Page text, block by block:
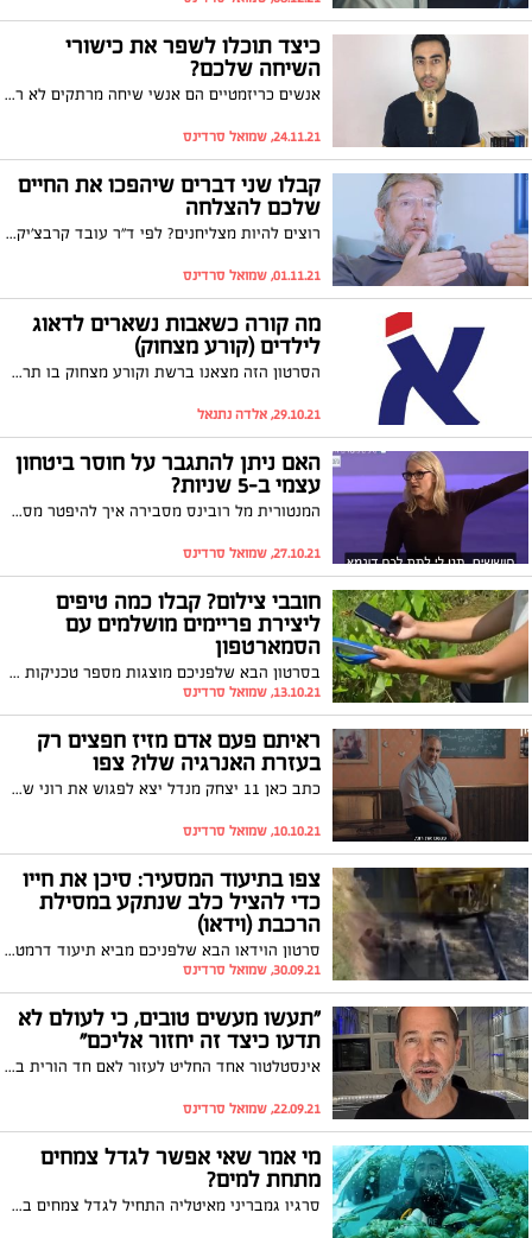
כיצד תוכלו לשפר את כישורי
השיחה שלכם?
אנשים כריזמטיים הם אנשי שיחה מרתקים לא רק בגלל שהם יודעים איך לדבר, אלא גם בגלל שהם יודעים איך להקשיב. בסרטון שלפניכם יועץ התקשורת משה כהן מלמד 2 שיטות להקשבה שיגרמו לאנשים להתחבר אליכם, להרגיש שאתם באמת מקשיבים להם ולהיפתח בפניכם. צפו
24.11.21, שמואל סרדינס
קבלו שני דברים שיהפכו את החיים
שלכם להצלחה
רוצים להיות מצליחנים? לפי ד"ר עובד קרבצ'יק קודם כל עליכם להבין במה אתם טובים. אחר כך תצטרכו לצרף לעצמכם את האנשים הנכונים שטובים במה שאתם פחות טובים בו כדי להגיע למטרה שהצבתם לעצמכם. צפו במסר החשוב
01.11.21, שמואל סרדינס
מה קורה כשאבות נשארים לדאוג
לילדים (קורע מצחוק)
הסרטון הזה מצאנו ברשת וקורע מצחוק בו תראן איך אבות ששומרים על ילדיהם מוצאים שיטות מתוחכמות ומגינבות לזמן איכות עם הילדים.
29.10.21, אלדה נתנאל
האם ניתן להתגבר על חוסר ביטחון
עצמי ב-5 שניות?
המנטורית מל רובינס מסבירה איך להיפטר מספקנות וחוסר ביטחון עצמי עם מיומנות שניתן לרכוש אפילו תוך 5 שניות - צפו
27.10.21, שמואל סרדינס
חובבי צילום? קבלו כמה טיפים
ליצירת פריימים מושלמים עם
הסמארטפון
בסרטון הבא שלפניכם מוצגות מספר טכניקות צילום ליצירת פריימים מושלמים באמצעות הסמארטפון בלבד. בין אם אתם חובבי צילום ובין אם לא, זה בטוח יפתח לכם את הראש - צפו
13.10.21, שמואל סרדינס
ראיתם פעם אדם מזיז חפצים רק
בעזרת האנרגיה שלו? צפו
כתב כאן 11 יצחק מנדל יצא לפגוש את רוני שמצליח להזיז חפצים בלי לגעת בהם - רק באמצעות איזון אנרגטי שהוא יוצר בין שתי הידיים שלו. בנוסף אליו מנדל פוגש גם בתמי שיכולה לראות את שרשרת הדורות ומסייעת לאנשים בעיות של זיווג ומינוס בבנק בעזרת יעוץ והכוונה רוחנית. צפו
10.10.21, שמואל סרדינס
צפו בתיעוד המסעיר: סיכן את חייו
כדי להציל כלב שנתקע במסילת
הרכבת (וידאו)
סרטון הוידאו הבא שלפניכם מביא תיעוד דרמטי של אדם המסכן את חייו כדי להציל כלב שהסתבך עם הרצועה במסילת הרכבת, רגע לפני שזו חולפת במקום. צפו ברגע המסעיר
30.09.21, שמואל סרדינס
"תעשו מעשים טובים, כי לעולם לא
תדעו כיצד זה יחזור אליכם"
אינסטלטור אחד החליט לעזור לאם חד הורית במצוקה ולתקן את בעיות האינטלציה החמורות שהיו בביתה, רק שהוא לא ידע ש-25 אחרי, הטובה תחזור אליו באחד הרגעים המשמעותיים בחייו. צפו במוסר ההשכל החשוב והמרגש
22.09.21, שמואל סרדינס
מי אמר שאי אפשר לגדל צמחים
מתחת למים?
סרגיו גמבריני מאיטליה התחיל לגדל צמחים בחווה תת ימיתכבדיחה, אבל מהר מאוד הוא גילה שזה אכן עובד. הולוגר נס דיילי, יצא לראות מקרוב כיצד גדלים הצמחים בחווה התת ימית הראשונה בעולם. צפו בוידאו המרתק